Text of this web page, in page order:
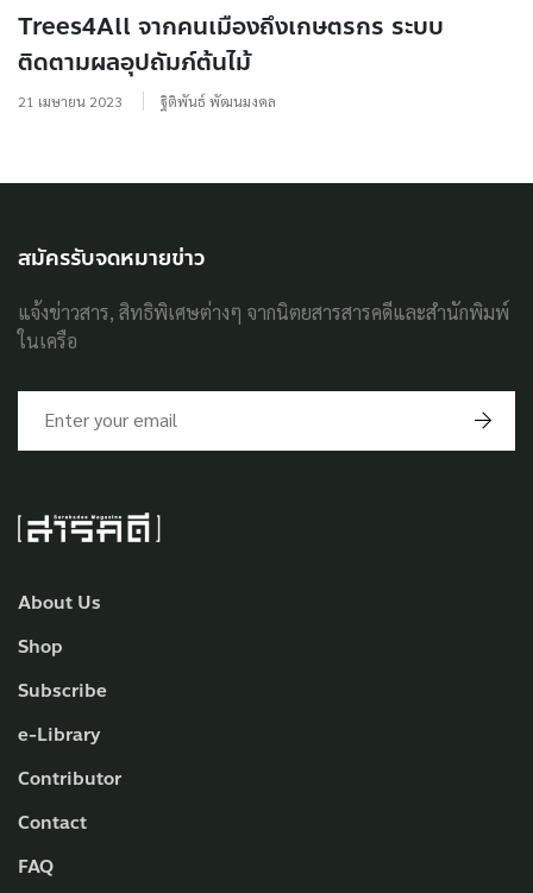
Trees4All จากคนเมืองถึงเกษตรกร ระบบ
ติดตามผลอุปถัมภ์ต้นไม้
21 เมษายน 2023 ฐิติพันธ์ พัฒนมงคล
About Us
Shop
Subscribe
e-Library
Contributor
Contact
FAQ
สมัครรับจดหมายข่าว
แจ้งข่าวสาร, สิทธิพิเศษต่างๆ จากนิตยสารสารคดีและสำนักพิมพ์
ในเครือ